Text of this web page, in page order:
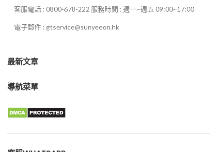
客服電話 : 0800-678-222 服務時間 : 週一~週五 09:00~17:00
電子郵件 : gtservice@sunyeeon.hk
最新文章
導航菜單